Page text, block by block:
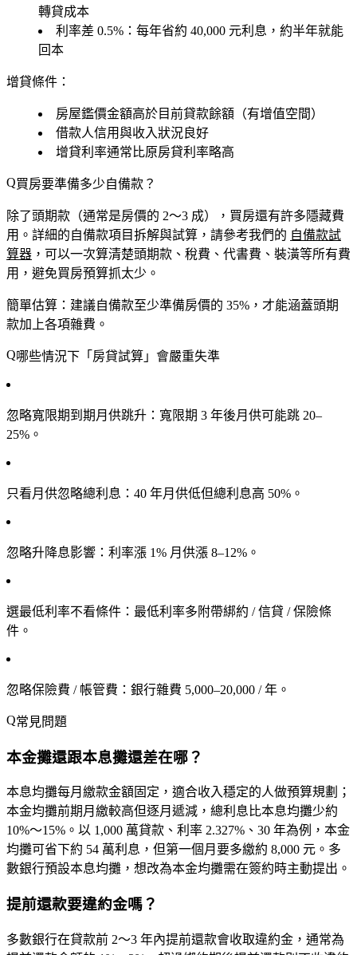
轉貸成本
利率差 0.5%：每年省約 40,000 元利息，約半年就能
回本
增貸條件：
房屋鑑價金額高於目前貸款餘額（有增值空間）
借款人信用與收入狀況良好
增貸利率通常比原房貸利率略高
買房要準備多少自備款？
除了頭期款（通常是房價的 2～3 成），買房還有許多隱藏費
用。詳細的自備款項目拆解與試算，請參考我們的 自備款試
算器 ，可以一次算清楚頭期款、稅費、代書費、裝潢等所有費
用，避免買房預算抓太少。
簡單估算：建議自備款至少準備房價的 35% ，才能涵蓋頭期
款加上各項雜費。
哪些情況下「房貸試算」會嚴重失準
忽略寬限期到期月供跳升 ：寬限期 3 年後月供可能跳 20–
25%。
只看月供忽略總利息 ：40 年月供低但總利息高 50%。
忽略升降息影響 ：利率漲 1% 月供漲 8–12%。
選最低利率不看條件 ：最低利率多附帶綁約 / 信貸 / 保險條
件。
忽略保險費 / 帳管費 ：銀行雜費 5,000–20,000 / 年。
常見問題
本金攤還跟本息攤還差在哪？
本息均攤每月繳款金額固定，適合收入穩定的人做預算規劃；
本金均攤前期月繳較高但逐月遞減，總利息比本息均攤少約
10%～15%。以 1,000 萬貸款、利率 2.327%、30 年為例，本金
均攤可省下約 54 萬利息，但第一個月要多繳約 8,000 元。多
數銀行預設本息均攤，想改為本金均攤需在簽約時主動提出。
提前還款要違約金嗎？
多數銀行在貸款前 2～3 年內提前還款會收取違約金，通常為